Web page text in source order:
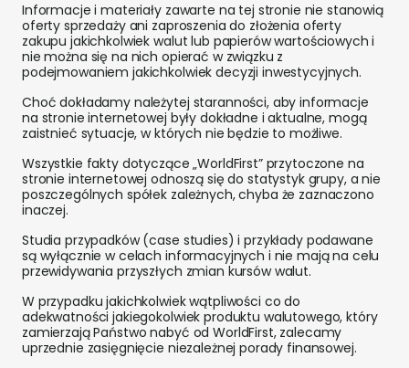
Informacje i materiały zawarte na tej stronie nie stanowią
oferty sprzedaży ani zaproszenia do złożenia oferty
zakupu jakichkolwiek walut lub papierów wartościowych i
nie można się na nich opierać w związku z
podejmowaniem jakichkolwiek decyzji inwestycyjnych.
Choć dokładamy należytej staranności, aby informacje
na stronie internetowej były dokładne i aktualne, mogą
zaistnieć sytuacje, w których nie będzie to możliwe.
Wszystkie fakty dotyczące „WorldFirst” przytoczone na
stronie internetowej odnoszą się do statystyk grupy, a nie
poszczególnych spółek zależnych, chyba że zaznaczono
inaczej.
Studia przypadków (case studies) i przykłady podawane
są wyłącznie w celach informacyjnych i nie mają na celu
przewidywania przyszłych zmian kursów walut.
W przypadku jakichkolwiek wątpliwości co do
adekwatności jakiegokolwiek produktu walutowego, który
zamierzają Państwo nabyć od WorldFirst, zalecamy
uprzednie zasięgnięcie niezależnej porady finansowej.